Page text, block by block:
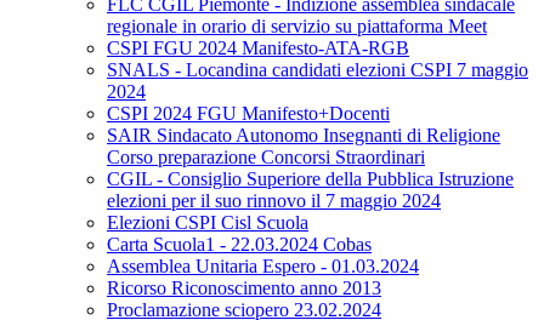
FLC CGIL Piemonte - Indizione assemblea sindacale
regionale in orario di servizio su piattaforma Meet
CSPI FGU 2024 Manifesto-ATA-RGB
SNALS - Locandina candidati elezioni CSPI 7 maggio
2024
CSPI 2024 FGU Manifesto+Docenti
SAIR Sindacato Autonomo Insegnanti di Religione
Corso preparazione Concorsi Straordinari
CGIL - Consiglio Superiore della Pubblica Istruzione
elezioni per il suo rinnovo il 7 maggio 2024
Elezioni CSPI Cisl Scuola
Carta Scuola1 - 22.03.2024 Cobas
Assemblea Unitaria Espero - 01.03.2024
Ricorso Riconoscimento anno 2013
Proclamazione sciopero 23.02.2024